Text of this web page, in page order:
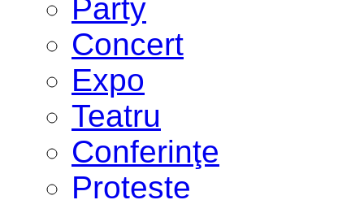
Party
Concert
Expo
Teatru
Conferinţe
Proteste